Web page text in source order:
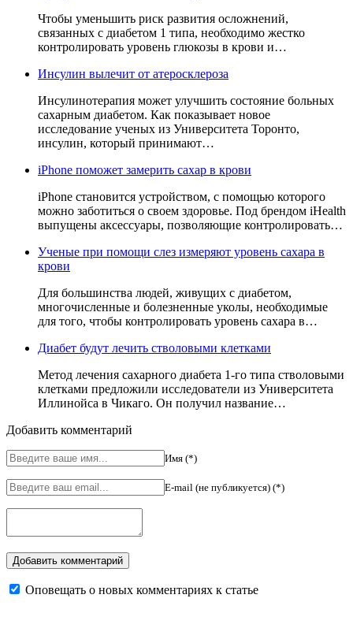
Чтобы уменьшить риск развития осложнений,
связанных с диабетом 1 типа, необходимо жестко
контролировать уровень глюкозы в крови и…
Инсулин вылечит от атеросклероза
Инсулинотерапия может улучшить состояние больных
сахарным диабетом. Как показывает новое
исследование ученых из Университета Торонто,
инсулин, который принимают…
iPhone поможет замерить сахар в крови
iPhone становится устройством, с помощью которого
можно заботиться о своем здоровье. Под брендом iHealth
выпущены аксессуары, позволяющие контролировать…
Ученые при помощи слез измеряют уровень сахара в
крови
Для большинства людей, живущих с диабетом,
многочисленные и болезненные уколы, необходимые
для того, чтобы контролировать уровень сахара в…
Диабет будут лечить стволовыми клетками
Метод лечения сахарного диабета 1-го типа стволовыми
клетками предложили исследователи из Университета
Иллинойса в Чикаго. Он получил название…
Добавить комментарий
Имя (*)
E-mail (не публикуется) (*)
Оповещать о новых комментариях к статье